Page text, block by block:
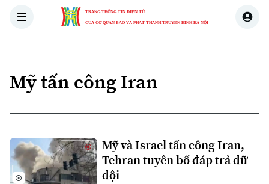
TRANG THÔNG TIN ĐIỆN TỬ
CỦA CƠ QUAN BÁO VÀ PHÁT THANH TRUYỀN HÌNH HÀ NỘI
Mỹ tấn công Iran
Mỹ và Israel tấn công Iran,
Tehran tuyên bố đáp trả dữ
dội